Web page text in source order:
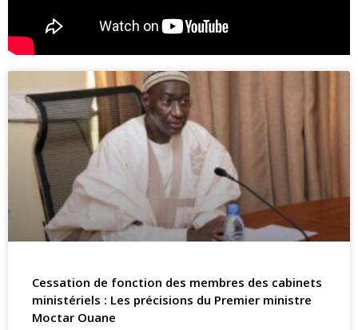
Cessation de fonction des membres des cabinets
ministériels : Les précisions du Premier ministre
Moctar Ouane